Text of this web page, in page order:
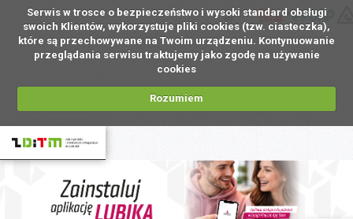
Serwis w trosce o bezpieczeństwo i wysoki standard obsługi
swoich Klientów, wykorzystuje pliki cookies (tzw. ciasteczka),
które są przechowywane na Twoim urządzeniu. Kontynuowanie
przeglądania serwisu traktujemy jako zgodę na używanie
cookies
Rozumiem
EN